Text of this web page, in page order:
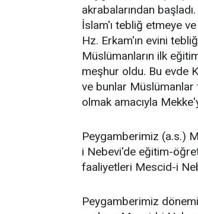
akrabalarından
İslam'ı tebliğ etmeye
Hz. Erkam'ın evini
Müslümanların ilk
meşhur oldu. Bu evde
ve bunlar Müslümanlar
olmak amacıyla
Peygamberimiz (a.s.)
i Nebevi'de eğitim-
faaliyetleri Mescid-i
Peygamberimiz